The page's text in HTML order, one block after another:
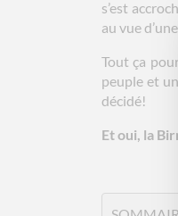
s’est
au vue
Tout ça
peuple et
décidé!
Et oui, la